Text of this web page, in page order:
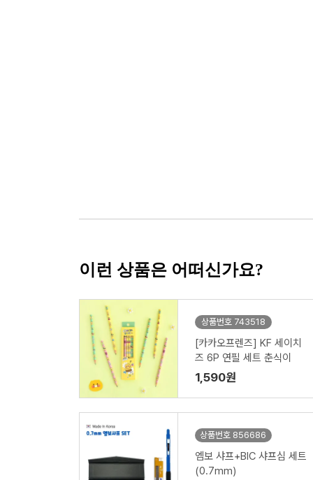
이런 상품은 어떠신가요?
상품번호 743518
[카카오프렌즈] KF 세이치
즈 6P 연필 세트 춘식이
1,590원
상품번호 856686
엠보 샤프+BIC 샤프심 세트
(0.7mm)